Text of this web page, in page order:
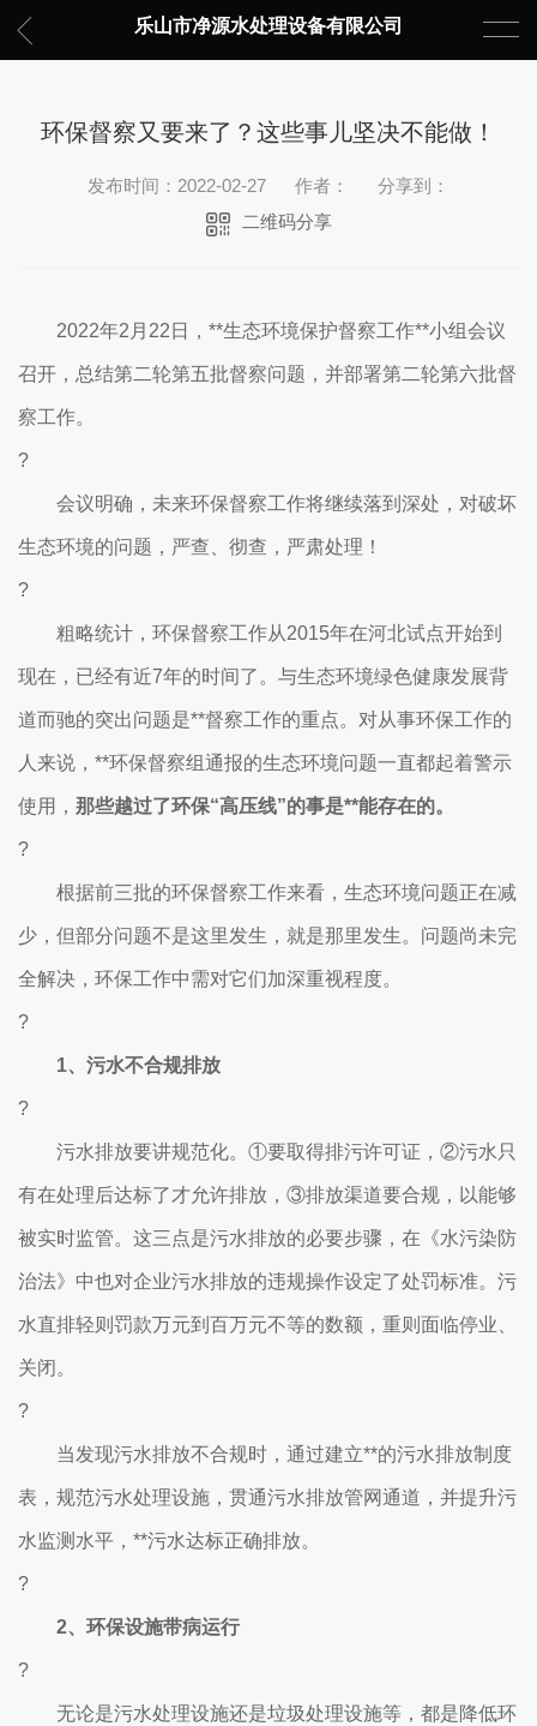
乐山市净源水处理设备有限公司
环保督察又要来了？这些事儿坚决不能做！
发布时间：2022-02-27 作者：
分享到：
二维码分享
2022年2月22日，**生态环境保护督察工作**小组会议
召开，总结第二轮第五批督察问题，并部署第二轮第六批督
察工作。
?
会议明确，未来环保督察工作将继续落到深处，对破坏
生态环境的问题，严查、彻查，严肃处理！
?
粗略统计，环保督察工作从2015年在河北试点开始到
现在，已经有近7年的时间了。与生态环境绿色健康发展背
道而驰的突出问题是**督察工作的重点。对从事环保工作的
人来说，**环保督察组通报的生态环境问题一直都起着警示
使用， 那些越过了环保“高压线”的事是**能存在的。
?
根据前三批的环保督察工作来看，生态环境问题正在减
少，但部分问题不是这里发生，就是那里发生。问题尚未完
全解决，环保工作中需对它们加深重视程度。
?
1、污水不合规排放
?
污水排放要讲规范化。①要取得排污许可证，②污水只
有在处理后达标了才允许排放，③排放渠道要合规，以能够
被实时监管。这三点是污水排放的必要步骤，在《水污染防
治法》中也对企业污水排放的违规操作设定了处罚标准。污
水直排轻则罚款万元到百万元不等的数额，重则面临停业、
关闭。
?
当发现污水排放不合规时，通过建立**的污水排放制度
表，规范污水处理设施，贯通污水排放管网通道，并提升污
水监测水平，**污水达标正确排放。
?
2、环保设施带病运行
?
无论是污水处理设施还是垃圾处理设施等，都是降低环